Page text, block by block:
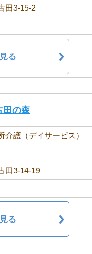
田3-15-2
る
田の森
介護（デイサービス）
田3-14-19
る